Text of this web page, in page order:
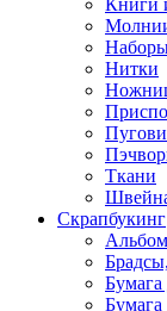
Книги
Нитки
Ткани
Скрапбукинг
Бумага
Бумага